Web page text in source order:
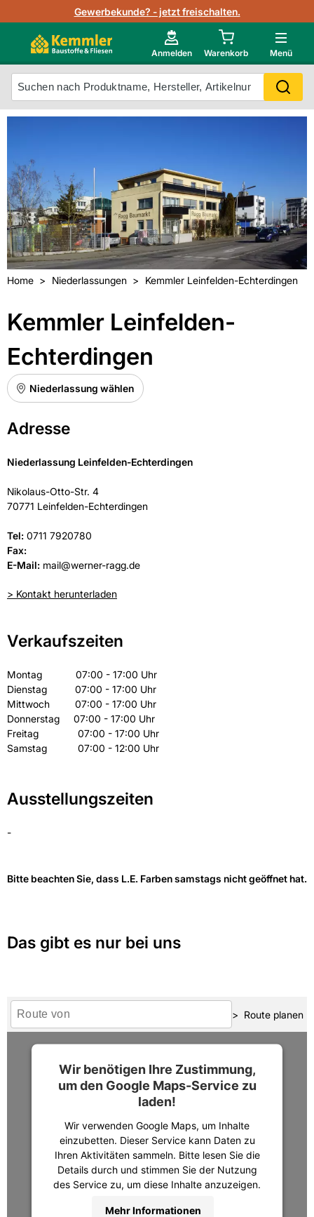
Gewerbekunde? - jetzt freischalten.
Anmelden Warenkorb Menü
Lagerbestand in Echtzeit
Nutzerverwaltung
Photovoltaik Konfigurator
Starker Service
Technische Daten & Merkblätter
Videos
Neu im Onlineshop?
Mein Konto
Kunden kauften auch
Unsere Kemmler-Marke
Home Niederlassungen Kemmler Leinfelden-Echterdingen
Kemmler Leinfelden-
Echterdingen
Niederlassung wählen
Adresse
Niederlassung Leinfelden-Echterdingen
Nikolaus-Otto-Str. 4
70771 Leinfelden-Echterdingen
Tel: 0711 7920780
Fax:
E-Mail: mail@werner-ragg.de
> Kontakt herunterladen
Verkaufszeiten
Montag 07:00 - 17:00 Uhr
Dienstag 07:00 - 17:00 Uhr
Mittwoch 07:00 - 17:00 Uhr
Donnerstag 07:00 - 17:00 Uhr
Freitag 07:00 - 17:00 Uhr
Samstag 07:00 - 12:00 Uhr
Ausstellungszeiten
-
Bitte beachten Sie, dass L.E. Farben samstags nicht geöffnet hat.
Das gibt es nur bei uns
Route planen
Wir benötigen Ihre Zustimmung,
um den Google Maps-Service zu
laden!
Wir verwenden Google Maps, um Inhalte
einzubetten. Dieser Service kann Daten zu
Ihren Aktivitäten sammeln. Bitte lesen Sie die
Details durch und stimmen Sie der Nutzung
des Service zu, um diese Inhalte anzuzeigen.
Mehr Informationen